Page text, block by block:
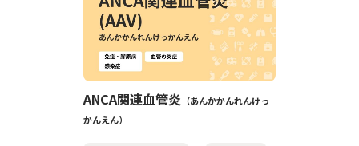
ANCA関連血管炎
あんかかんれんけっ
かんえん